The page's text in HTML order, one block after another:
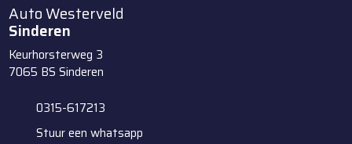
Auto Westerveld
Sinderen
Keurhorsterweg 3
7065 BS Sinderen
0315-617213
Stuur een whatsapp